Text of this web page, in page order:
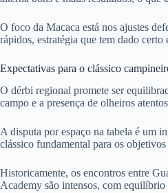
O foco da Macaca está nos ajustes
rápidos, estratégia que tem dado certo
Expectativas para o clássico
O dérbi regional promete ser
campo e a presença de olheiros
A disputa por espaço na tabela é um
clássico fundamental para os
Historicamente, os encontros entre
Academy são intensos, com equilíbrio